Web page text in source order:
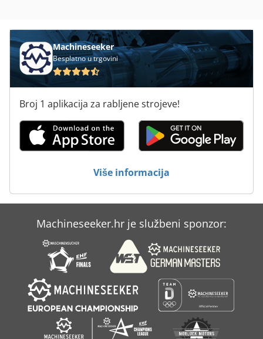
Rešetka Privitak Euro Paleta
Rub Ljepilo Za
Strojevi I Alati Za Obradu Kamena
Strojevi Za Oblikovanje
Strojevi Za Pakiranje
Machineseeker
Besplatno u trgovini
Broj 1 aplikacija za rabljene strojeve!
Više informacija
Machineseeker.hr je službeni sponzor: